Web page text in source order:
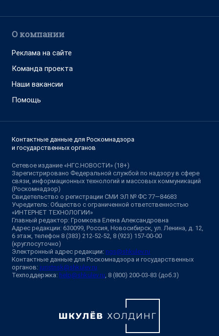
О компании
Реклама на сайте
Команда проекта
Наши вакансии
Помощь
Контактные данные для Роскомнадзора
и государственных органов
Сетевое издание «НГС.НОВОСТИ» (18+)
Зарегистрировано Федеральной службой по надзору в сфере
связи, информационных технологий и массовых коммуникаций
(Роскомнадзор)
Свидетельство о регистрации СМИ ЭЛ № ФС 77—84683
Учредитель: Общество с ограниченной ответственностью
«ИНТЕРНЕТ ТЕХНОЛОГИИ»
Главный редактор: Громкова Елена Александровна
Адрес редакции: 630099, Россия, Новосибирск, ул. Ленина, д. 12,
6 этаж, телефон 8 (383) 212-52-52, 8 (923) 157-00-00
(круглосуточно)
Электронный адрес редакции: ngs@shkulev.ru
Контактные данные для Роскомнадзора и государственных
органов: juristnsk@shkulev.ru
Техподдержка: help@shkulev.ru, 8 (800) 200-03-83 (доб.3)